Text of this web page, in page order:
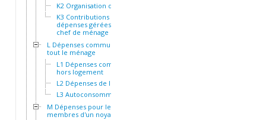
K2 Organisation des repas
K3 Contributions et
dépenses gérées par le
chef de ménage
L Dépenses communes à
tout le ménage
L1 Dépenses communes
hors logement
L2 Dépenses de logement
L3 Autoconsommation
M Dépenses pour les
membres d'un noyau